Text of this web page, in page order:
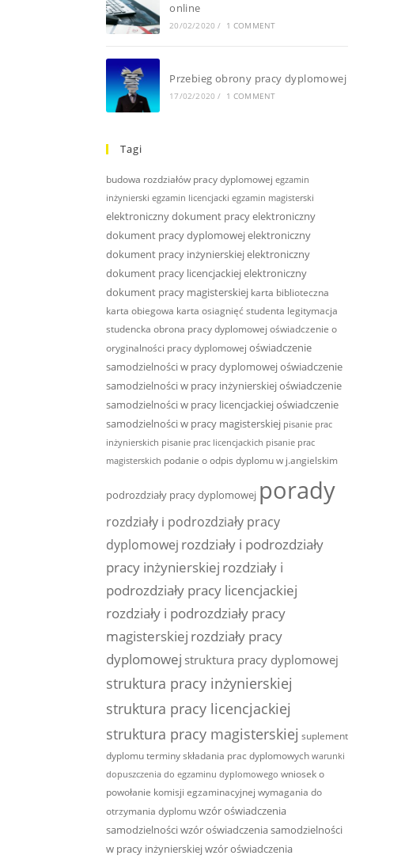
online
20/02/2020 / 1 COMMENT
Przebieg obrony pracy dyplomowej
17/02/2020 / 1 COMMENT
Tagi
budowa rozdziałów pracy dyplomowej egzamin
inżynierski egzamin licencjacki egzamin magisterski
elektroniczny dokument pracyelektroniczny
dokument pracy dyplomowejelektroniczny
dokument pracy inżynierskiejelektroniczny
dokument pracy licencjackiejelektroniczny
dokument pracy magisterskiej karta biblioteczna
karta obiegowa karta osiagnięć studenta legitymacja
studencka obrona pracy dyplomowej oświadczenie o
oryginalności pracy dyplomowej oświadczenie
samodzielności w pracy dyplomowejoświadczenie
samodzielności w pracy inżynierskiejoświadczenie
samodzielności w pracy licencjackiejoświadczenie
samodzielności w pracy magisterskiej pisanie prac
inżynierskich pisanie prac licencjackich pisanie prac
magisterskich podanie o odpis dyplomu w j.angielskim
podrozdziały pracy dyplomowej porady
rozdziały i podrozdziały pracy
dyplomowej rozdziały i podrozdziały
pracy inżynierskiej rozdziały i
podrozdziały pracy licencjackiej
rozdziały i podrozdziały pracy
magisterskiej rozdziały pracy
dyplomowej struktura pracy dyplomowej
struktura pracy inżynierskiej
struktura pracy licencjackiej
struktura pracy magisterskiej suplement
dyplomuterminy składania prac dyplomowych warunki
dopuszczenia do egzaminu dyplomowego wniosek o
powołanie komisji egzaminacyjnej wymagania do
otrzymania dyplomuwzór oświadczenia
samodzielnościwzór oświadczenia samodzielności
w pracy inżynierskiejwzór oświadczenia